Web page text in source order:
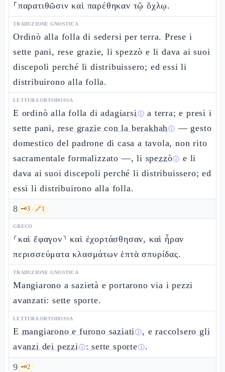
⸀παρατιθῶσιν καὶ παρέθηκαν τῷ ὄχλῳ.
TRADUZIONE GNOSTICA
Ordinò alla folla di sedersi per terra. Prese i
sette pani, rese grazie, li spezzò e li dava ai suoi
discepoli perché li distribuissero; ed essi li
distribuirono alla folla.
LETTURA ORTODOSSA
E ordinò alla folla diadagiarsiⓘ a terra; e presi i
sette pani, rese grazie con la berakhahⓘ — gesto
domestico del padrone di casa a tavola, non rito
sacramentale formalizzato —, li spezzòⓘ e li
dava ai suoi discepoli perché li distribuissero; ed
essi li distribuirono alla folla.
8 🗝️3 🔗1
GRECO
⸂καὶ ἔφαγον⸃ καὶ ἐχορτάσθησαν, καὶ ἦραν
περισσεύματα κλασμάτων ἑπτὰ σπυρίδας.
TRADUZIONE GNOSTICA
Mangiarono a sazietà e portarono via i pezzi
avanzati: sette sporte.
LETTURA ORTODOSSA
E mangiarono e furono saziatiⓘ, eraccolsero gli
avanzi dei pezziⓘ:sette sporteⓘ.
9 🗝️2